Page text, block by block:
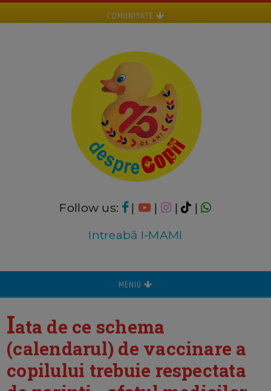
COMUNITATE
Follow us: | | |
|
Intreabă I-MAMI
MENIU
Iata de ce schema
(calendarul) de vaccinare a
copilului trebuie respectata